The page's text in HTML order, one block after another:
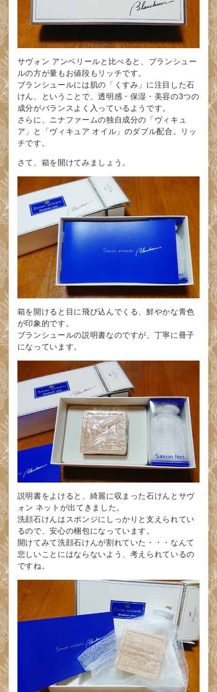
サヴォン アンベリールと比べると、ブランシュー
ルの方が量もお値段もリッチです。
ブランシュールには肌の「くすみ」に注目した石
けん、ということで、透明感・保湿・美容の3つの
成分がバランスよく入っているようです。
さらに、ニナファームの独自成分の「ヴィキュ
ア」と「ヴィキュア オイル」のダブル配合。リッ
チです。
さて、箱を開けてみましょう。
箱を開けると目に飛び込んでくる、鮮やかな青色
が印象的です。
ブランシュールの説明書なのですが、丁寧に冊子
になっています。
説明書をよけると、綺麗に収まった石けんとサヴ
ォン ネットが出てきました。
洗顔石けんはスポンジにしっかりと支えられてい
るので、安心の梱包になっています。
開けてみて洗顔石けんが割れていた・・・なんて
悲しいことにはならないよう、考えられているの
ですね。